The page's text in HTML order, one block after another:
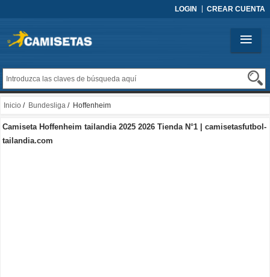
LOGIN CREAR CUENTA
Inicio / Bundesliga / Hoffenheim
Camiseta Hoffenheim tailandia 2025 2026 Tienda N°1 | camisetasfutbol-
tailandia.com